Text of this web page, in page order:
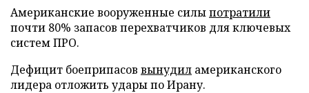
Американские вооруженные силыпотратили
почти 80% запасов перехватчиков для ключевых
систем ПРО.
Дефицит боеприпасов вынудил американского
лидера отложить удары по Ирану.